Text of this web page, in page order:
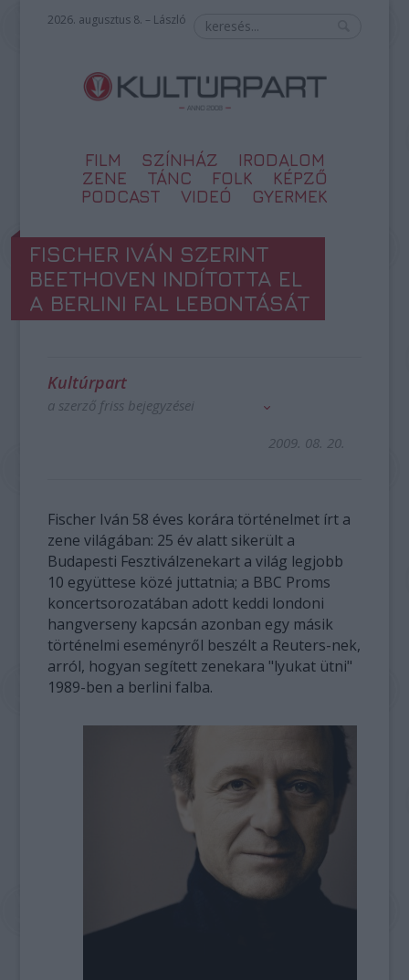
2026. augusztus 8. – László
FILM SZÍNHÁZ
IRODALOM
ZENE
TÁNC FOLK
KÉPZŐ
PODCAST
VIDEÓ GYERMEK
FISCHER IVÁN SZERINT
BEETHOVEN INDÍTOTTA EL
A BERLINI FAL LEBONTÁSÁT
Kultúrpart
a szerző friss bejegyzései
2009. 08. 20.
Fischer Iván 58 éves korára történelmet írt a
zene világában: 25 év alatt sikerült a
Budapesti Fesztiválzenekart a világ legjobb
10 együttese közé juttatnia; a BBC Proms
koncertsorozatában adott keddi londoni
hangverseny kapcsán azonban egy másik
történelmi eseményről beszélt a Reuters-nek,
arról, hogyan segített zenekara "lyukat ütni"
1989-ben a berlini falba.